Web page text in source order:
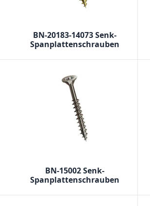
BN-20183-14073 Senk-
Spanplattenschrauben
BN-15002 Senk-
Spanplattenschrauben